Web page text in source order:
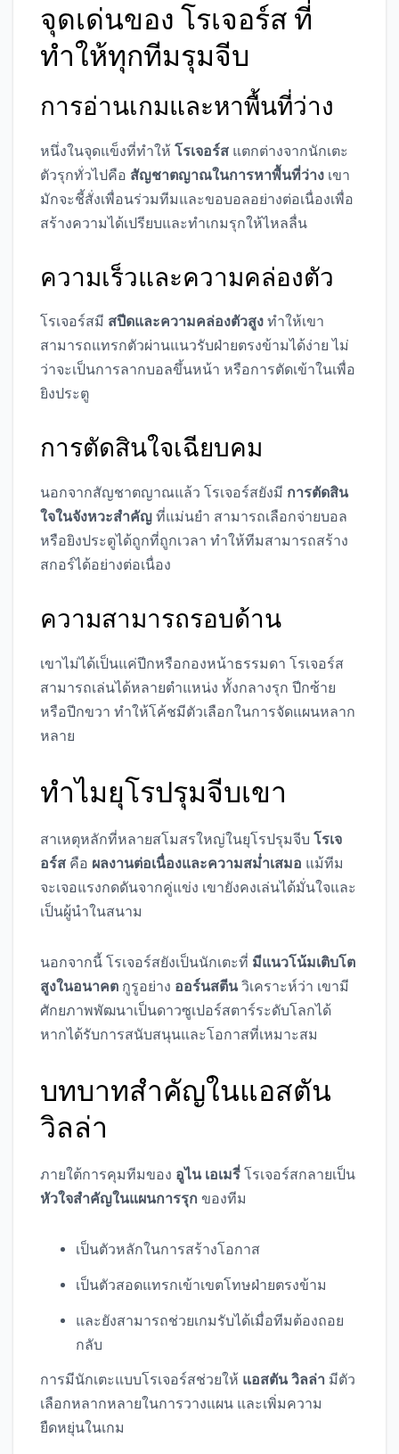
จุดเด่นของ โรเจอร์ส ที่
ทำให้ทุกทีมรุมจีบ
การอ่านเกมและหาพื้นที่ว่าง
หนึ่งในจุดแข็งที่ทำให้ โรเจอร์ส แตกต่างจากนักเตะ
ตัวรุกทั่วไปคือ สัญชาตญาณในการหาพื้นที่ว่าง เขา
มักจะชี้สั่งเพื่อนร่วมทีมและขอบอลอย่างต่อเนื่องเพื่อ
สร้างความได้เปรียบและทำเกมรุกให้ไหลลื่น
ความเร็วและความคล่องตัว
โรเจอร์สมี สปีดและความคล่องตัวสูง ทำให้เขา
สามารถแทรกตัวผ่านแนวรับฝ่ายตรงข้ามได้ง่าย ไม่
ว่าจะเป็นการลากบอลขึ้นหน้า หรือการตัดเข้าในเพื่อ
ยิงประตู
การตัดสินใจเฉียบคม
นอกจากสัญชาตญาณแล้ว โรเจอร์สยังมี การตัดสิน
ใจในจังหวะสำคัญ ที่แม่นยำ สามารถเลือกจ่ายบอล
หรือยิงประตูได้ถูกที่ถูกเวลา ทำให้ทีมสามารถสร้าง
สกอร์ได้อย่างต่อเนื่อง
ความสามารถรอบด้าน
เขาไม่ได้เป็นแค่ปีกหรือกองหน้าธรรมดา โรเจอร์ส
สามารถเล่นได้หลายตำแหน่ง ทั้งกลางรุก ปีกซ้าย
หรือปีกขวา ทำให้โค้ชมีตัวเลือกในการจัดแผนหลาก
หลาย
ทำไมยุโรปรุมจีบเขา
สาเหตุหลักที่หลายสโมสรใหญ่ในยุโรปรุมจีบ โรเจ
อร์ส คือ ผลงานต่อเนื่องและความสม่ำเสมอ แม้ทีม
จะเจอแรงกดดันจากคู่แข่ง เขายังคงเล่นได้มั่นใจและ
เป็นผู้นำในสนาม
นอกจากนี้ โรเจอร์สยังเป็นนักเตะที่ มีแนวโน้มเติบโต
สูงในอนาคต กูรูอย่าง ออร์นสตีนวิเคราะห์ว่า เขามี
ศักยภาพพัฒนาเป็นดาวซูเปอร์สตาร์ระดับโลกได้
หากได้รับการสนับสนุนและโอกาสที่เหมาะสม
บทบาทสำคัญในแอสตัน
วิลล่า
ภายใต้การคุมทีมของ อูไน เอเมรี่ โรเจอร์สกลายเป็น
หัวใจสำคัญในแผนการรุก ของทีม
เป็นตัวหลักในการสร้างโอกาส
เป็นตัวสอดแทรกเข้าเขตโทษฝ่ายตรงข้าม
และยังสามารถช่วยเกมรับได้เมื่อทีมต้องถอย
กลับ
การมีนักเตะแบบโรเจอร์สช่วยให้ แอสตัน วิลล่า มีตัว
เลือกหลากหลายในการวางแผน และเพิ่มความ
ยืดหยุ่นในเกม